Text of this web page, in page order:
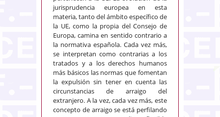
jurisprudencia europea en esta
materia, tanto del ámbito específico de
la UE, como la propia del Consejo de
Europa, camina en sentido contrario a
la normativa española. Cada vez más,
se interpretan como contrarias a los
tratados y a los derechos humanos
más básicos las normas que fomentan
la expulsión sin tener en cuenta las
circunstancias de arraigo del
extranjero. A la vez, cada vez más, este
concepto de arraigo se está perfilando